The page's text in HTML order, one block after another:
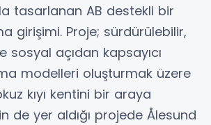
tasarlanan AB destekli bir
girişimi. Proje; sürdürülebilir,
sosyal açıdan kapsayıcı
modelleri oluşturmak üzere
kıyı kentini bir araya
de yer aldığı projede Ålesund